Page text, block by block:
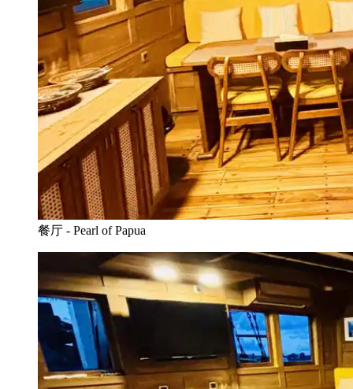
餐厅 - Pearl of Papua